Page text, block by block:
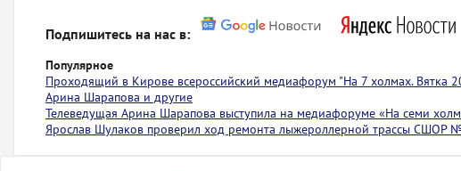
Подпишитесь на нас в:
Популярное
Проходящий в Кирове всероссийский медиафорум "На 7 холмах. Вятка
Арина Шарапова и другие
Телеведущая Арина Шарапова выступила на медиафоруме «На семи
Ярослав Шулаков проверил ход ремонта лыжероллерной трассы СШОР